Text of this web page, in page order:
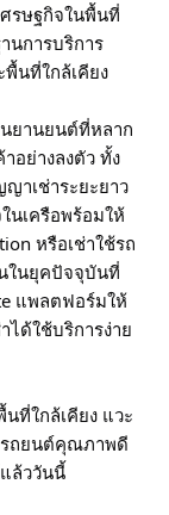
รษฐกิจในพื้นที่
นการบริการ
นที่ใกล้เคียง
ยานยนต์ที่หลาก
อย่างลงตัว ทั้ง
าเช่าระยะยาว
นเครือพร้อมให้
หรือเช่าใช้รถ
ในยุคปัจจุบันที่
แพลตฟอร์มให้
ได้ใช้บริการง่าย
ที่ใกล้เคียง แวะ
รถยนต์คุณภาพดี
ล้ววันนี้